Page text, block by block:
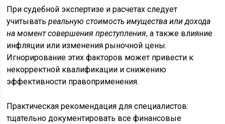
При судебной экспертизе и расчетах следует
учитыватьреальную стоимость имущества или дохода
на момент совершения преступления, а также влияние
инфляции или изменения рыночной цены.
Игнорирование этих факторов может привести к
некорректной квалификации и снижению
эффективности правоприменения.
Практическая рекомендация для специалистов:
тщательно документировать все финансовые